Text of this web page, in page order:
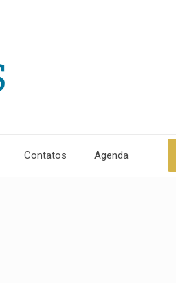
Contatos Agenda